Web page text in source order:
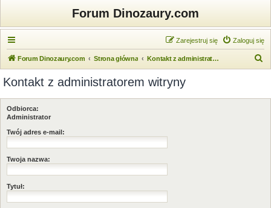
Forum Dinozaury.com
Zaloguj się
Zarejestruj się
Forum Dinozaury.com Strona główna Kontakt z administratorem witryny
k
Kontakt z administratorem witryny
Odbiorca:
Administrator
Twój adres e-mail:
Twoja nazwa:
Tytuł: